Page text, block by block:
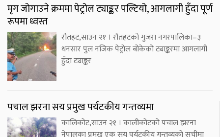
मृग जोगाउने क्रममा पेट्रोल ट्याङ्कर पल्टियो, आगलागी हुँदा पूर्ण
रूपमा ध्वस्त
रौतहट,साउन २१ । रौतहटको गुजरा नगरपालिका–३
धनसार पुल नजिक पेट्रोल बोकेको ट्याङ्करमा आगलागी
हुँदा ट्याङ्कर
पचाल झरना सय प्रमुख पर्यटकीय गन्तव्यमा
कालिकोट,साउन २१ । कालीकोटको पचाल झरना